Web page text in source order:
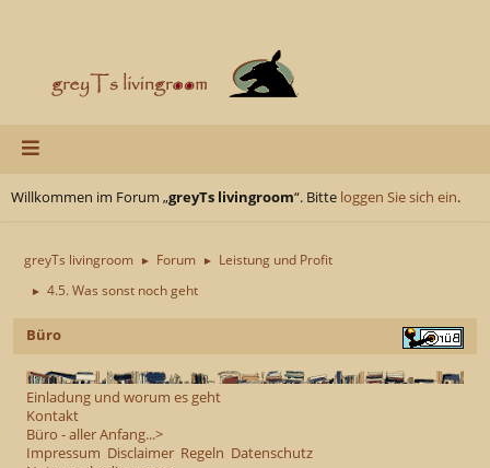
Willkommen im Forum „greyTs livingroom“. Bitte loggen Sie sich ein.
greyTs livingroom ► Forum ► Leistung und Profit
► 4.5. Was sonst noch geht
Büro
Einladung und worum es geht
Kontakt
Büro - aller Anfang...>
Impressum Disclaimer Regeln Datenschutz